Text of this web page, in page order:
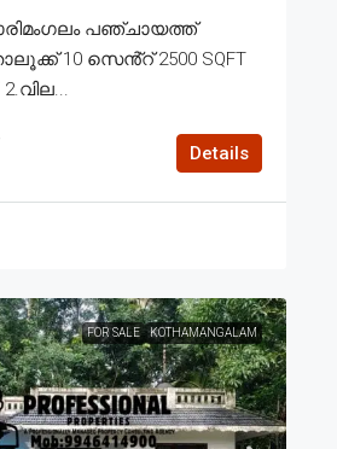
പഞ്ചായത്ത്
10 സെൻ്റ് 2500 SQFT
Details
FOR SALE KOTHAMANGALAM